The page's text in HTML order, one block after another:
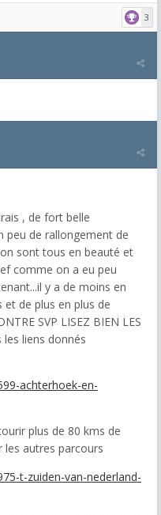
3
, de fort belle
peu de rallongement de
sont tous en beauté et
comme on a eu peu
y a de moins en
de plus en plus de
SVP LISEZ BIEN LES
les liens donnés
achterhoek-en-
plus de 80 kms de
les autres parcours
t-zuiden-van-nederland-